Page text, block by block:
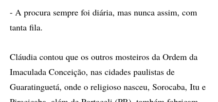
- A procura sempre foi diária, mas nunca assim, com
tanta fila.
Cláudia contou que os outros mosteiros da Ordem da
Imaculada Conceição, nas cidades paulistas de
Guaratinguetá, onde o religioso nasceu, Sorocaba, Itu e